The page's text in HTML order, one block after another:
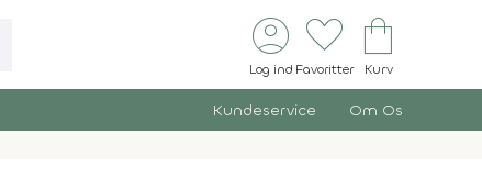
account_circle
Log ind
favorite
Favoritter
shopping_bag
Kurv
Kundeservice Om Os